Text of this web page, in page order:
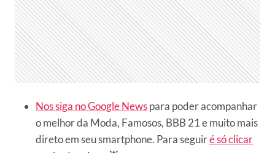
Nos siga no Google Newspara poder acompanhar
o melhor da Moda, Famosos, BBB 21 e muito mais
direto em seu smartphone. Para seguiré só clicar